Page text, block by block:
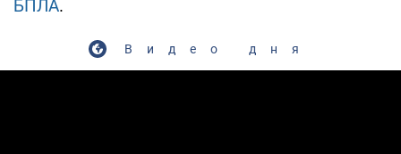
БПЛА.
Видео дня